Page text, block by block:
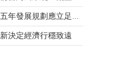
決定經濟行穩致遠